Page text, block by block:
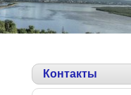
Контакты